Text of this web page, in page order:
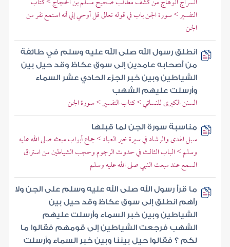
التفسير > سورة الجن باب في قوله تعالى قل أوحي إلي أنه استمع نفر من
الجن
انطلق رسول الله صلى الله عليه وسلم في طائفة
من أصحابه عامدين إلى سوق عكاظ وقد حيل بين
الشياطين وبين خبر الجزء الحادي عشر السماء
وأرسلت عليهم الشهب
السنن الكبرى للنسائي > كتاب التفسير > سورة الجن
مناسبة سورة الجن لما قبلها
سبل الهدى والرشاد في سيرة خير العباد > جماع أبواب مبعثه صلى الله عليه
وسلم > الباب الثالث في حدوث الرجوم وحجب الشياطين من استراق
السمع عند مبعث النبي صلى الله عليه وسلم
ما قرأ رسول الله صلى الله عليه وسلم على الجن ولا
رآهم انطلق إلى سوق عكاظ وقد حيل بين
الشياطين وبين خبر السماء وأرسلت عليهم
الشهب فرجعت الشياطين إلى قومهم فقالوا ما
لكم ؟ فقالوا حيل بيننا وبين خبر السماء وأرسلت